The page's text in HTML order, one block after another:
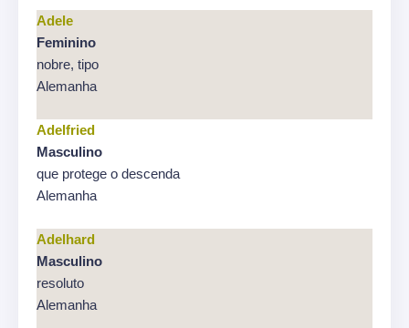
Adele
Feminino
nobre, tipo
Alemanha
Adelfried
Masculino
que protege o descenda
Alemanha
Adelhard
Masculino
resoluto
Alemanha